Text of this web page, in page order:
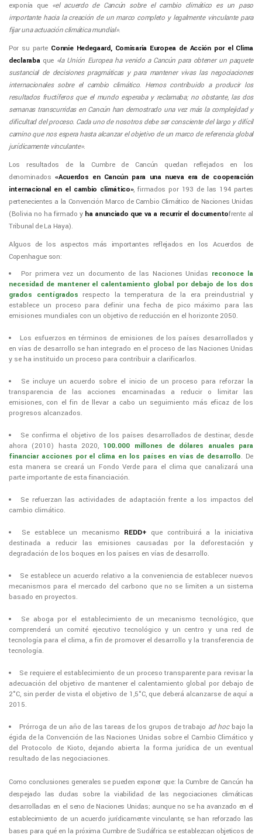
exponía que «el acuerdo de Cancún sobre el cambio climático es un paso
importante hacia la creación de un marco completo y legalmente vinculante para
fijar una actuación climática mundial».
Por su parte Connie Hedegaard, Comisaria Europea de Acción por el Clima
declarabaque «la Unión Europea ha venido a Cancún para obtener un paquete
sustancial de decisiones pragmáticas y para mantener vivas las negociaciones
internacionales sobre el cambio climático. Hemos contribuido a producir los
resultados fructíferos que el mundo esperaba y reclamaba; no obstante, las dos
semanas transcurridas en Cancún han demostrado una vez más la complejidad y
dificultad del proceso. Cada uno de nosotros debe ser consciente del largo y difícil
camino que nos espera hasta alcanzar el objetivo de un marco de referencia global
jurídicamente vinculante».
Los resultados de la Cumbre de Cancún quedan reflejados en los
denominados«Acuerdos en Cancún para una nueva era de cooperación
internacional en el cambio climático», firmados por 193 de las 194 partes
pertenecientes a la Convención Marco de Cambio Climático de Naciones Unidas
(Bolivia no ha firmado y ha anunciado que va a recurrir el documentofrente al
Tribunal de La Haya).
Alguos de los aspectos más importantes reflejados en los Acuerdos de
Copenhague son:
Por primera vez un documento de las Naciones Unidas reconoce la
necesidad de mantener el calentamiento global por debajo de los dos
grados centígrados respecto la temperatura de la era preindustrial y
establece un proceso para definir una fecha de pico máximo para las
emisiones mundiales con un objetivo de reducción en el horizonte 2050.
Los esfuerzos en términos de emisiones de los países desarrollados y
en vías de desarrollo se han integrado en el proceso de las Naciones Unidas
y se ha instituido un proceso para contribuir a clarificarlos.
Se incluye un acuerdo sobre el inicio de un proceso para reforzar la
transparencia de las acciones encaminadas a reducir o limitar las
emisiones, con el fin de llevar a cabo un seguimiento más eficaz de los
progresos alcanzados.
Se confirma el objetivo de los países desarrollados de destinar, desde
ahora (2010) hasta 2020, 100.000 millones de dólares anuales para
financiar acciones por el clima en los países en vías de desarrollo. De
esta manera se creará un Fondo Verde para el clima que canalizará una
parte importante de esta financiación.
Se refuerzan las actividades de adaptación frente a los impactos del
cambio climático.
Se establece un mecanismo REDD+ que contribuirá a la iniciativa
destinada a reducir las emisiones causadas por la deforestación y
degradación de los boques en los países en vías de desarrollo.
Se establece un acuerdo relativo a la conveniencia de establecer nuevos
mecanismos para el mercado del carbono que no se limiten a un sistema
basado en proyectos.
Se aboga por el establecimiento de un mecanismo tecnológico, que
comprenderá un comité ejecutivo tecnológico y un centro y una red de
tecnología para el clima, a fin de promover el desarrollo y la transferencia de
tecnología.
Se requiere el establecimiento de un proceso transparente para revisar la
adecuación del objetivo de mantener el calentamiento global por debajo de
2°C, sin perder de vista el objetivo de 1,5°C, que deberá alcanzarse de aquí a
2015.
Prórroga de un año de las tareas de los grupos de trabajo ad hoc bajo la
égida de la Convención de las Naciones Unidas sobre el Cambio Climático y
del Protocolo de Kioto, dejando abierta la forma jurídica de un eventual
resultado de las negociaciones.
Como conclusiones generales se pueden exponer que: la Cumbre de Cancún ha
despejado las dudas sobre la viabilidad de las negociaciones climáticas
desarrolladas en el seno de Naciones Unidas; aunque no se ha avanzado en el
establecimiento de un acuerdo jurídicamente vinculante, se han reforzado las
bases para qué en la próxima Cumbre de Sudáfrica se establezcan objeticos de